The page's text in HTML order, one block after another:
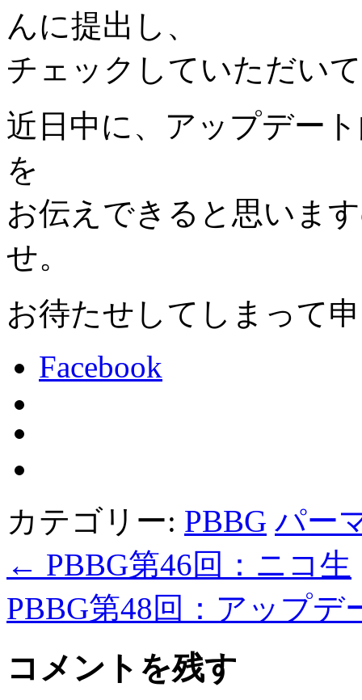
んに提出し、
チェックしていただい
近日中に、アップデー
を
お伝えできると思いま
せ。
お待たせしてしまって
Facebook
カテゴリー: PBBG パー
← PBBG第46回：ニコ生
PBBG第48回：アップ
コメントを残す